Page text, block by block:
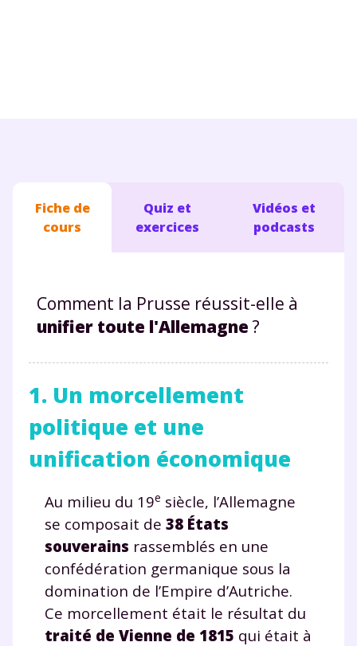
Fiche de
cours
Quiz et
exercices
Vidéos et
podcasts
Comment la Prusse réussit-elle à
unifier toute l'Allemagne ?
1. Un morcellement
politique et une
unification économique
Au milieu du 19e siècle, l’Allemagne
se composait de 38 États
souverains rassemblés en une
confédération germanique sous la
domination de l’Empire d’Autriche.
Ce morcellement était le résultat du
traité de Vienne de 1815 qui était à